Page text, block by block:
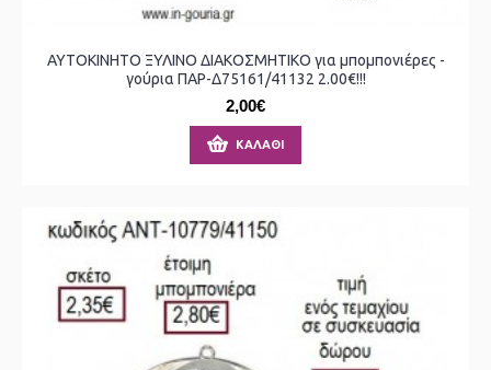
ΑΥΤΟΚΙΝΗΤΟ ΞΥΛΙΝΟ ΔΙΑΚΟΣΜΗΤΙΚΟ για μπομπονιέρες -
γούρια ΠΑΡ-Δ75161/41132 2.00€!!!
2,00€
ΚΑΛΆΘΙ